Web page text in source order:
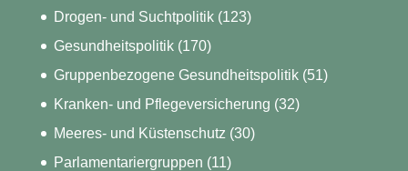
Drogen- und Suchtpolitik(123)
Gesundheitspolitik(170)
Gruppenbezogene Gesundheitspolitik(51)
Kranken- und Pflegeversicherung (32)
Meeres- und Küstenschutz (30)
Parlamentariergruppen (11)